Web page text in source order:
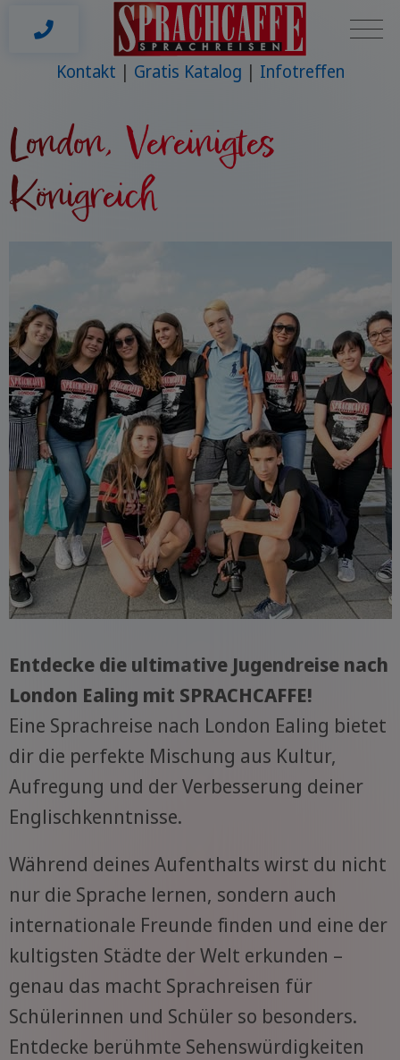
Kontakt Gratis Katalog Infotreffen
London, Vereinigtes
Königreich
Entdecke die ultimative Jugendreise nach
London Ealing mit SPRACHCAFFE!
Eine Sprachreise nach London Ealing bietet
dir die perfekte Mischung aus Kultur,
Aufregung und der Verbesserung deiner
Englischkenntnisse.
Während deines Aufenthalts wirst du nicht
nur die Sprache lernen, sondern auch
internationale Freunde finden und eine der
kultigsten Städte der Welt erkunden –
genau das macht Sprachreisen für
Schülerinnen und Schüler so besonders.
Entdecke berühmte Sehenswürdigkeiten